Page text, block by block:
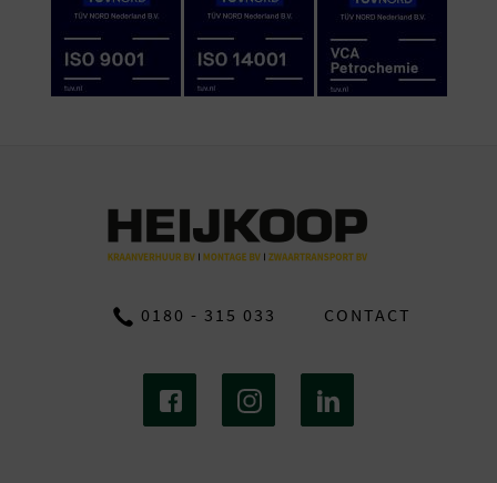
0180 - 315 033 CONTACT